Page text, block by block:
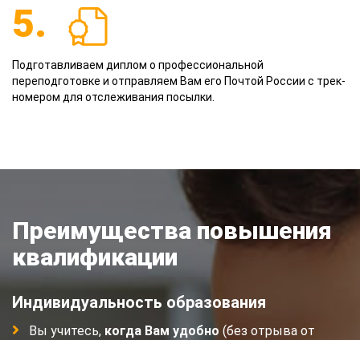
5.
Подготавливаем диплом о профессиональной
переподготовке и отправляем Вам его Почтой России с трек-
номером для отслеживания посылки.
Преимущества повышения
квалификации
Индивидуальность образования
Вы учитесь, когда Вам удобно (без отрыва от